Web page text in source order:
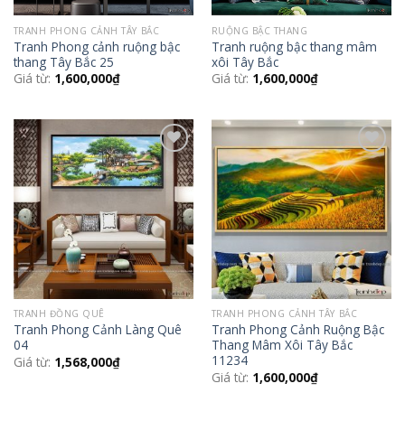
TRANH PHONG CẢNH TÂY BẮC
Tranh Phong cảnh ruộng bậc
thang Tây Bắc 25
Giá từ: 1,600,000₫
RUỘNG BẬC THANG
Tranh ruộng bậc thang mâm
xôi Tây Bắc
Giá từ: 1,600,000₫
Add to
Wishlist
TRANH ĐỒNG QUÊ
Tranh Phong Cảnh Làng Quê
04
Giá từ: 1,568,000₫
Add to
Wishlist
TRANH PHONG CẢNH TÂY BẮC
Tranh Phong Cảnh Ruộng Bậc
Thang Mâm Xôi Tây Bắc
11234
Giá từ: 1,600,000₫